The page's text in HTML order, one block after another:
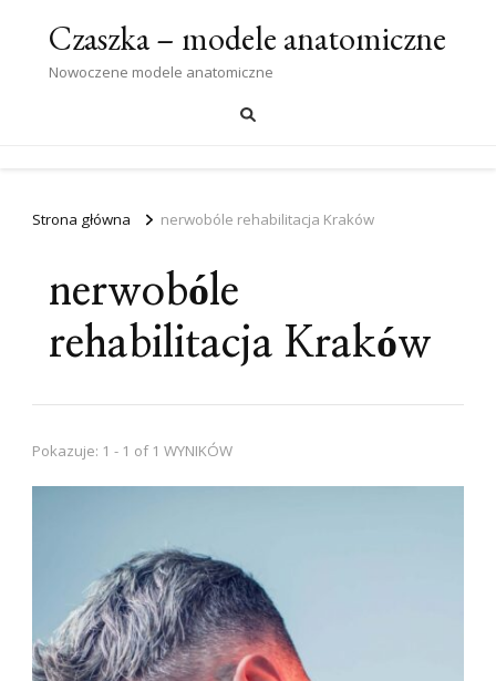
Czaszka – modele anatomiczne
Nowoczene modele anatomiczne
Strona główna nerwobóle rehabilitacja Kraków
nerwobóle
rehabilitacja Kraków
Pokazuje: 1 - 1 of 1 WYNIKÓW